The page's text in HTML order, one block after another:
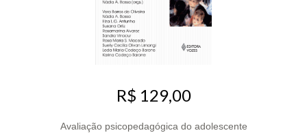
R$ 129,00
Avaliação psicopedagógica do adolescente